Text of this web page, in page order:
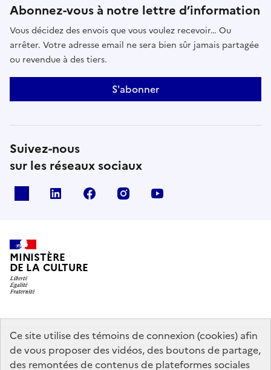
Ce site utilise des témoins de connexion (cookies) afin
de vous proposer des vidéos, des boutons de partage,
des remontées de contenus de plateformes sociales
Abonnez-vous à notre lettre d’information
Vous décidez des envois que vous voulez recevoir… Ou
arrêter. Votre adresse email ne sera bien sûr jamais partagée
ou revendue à des tiers.
S'abonner
Suivez-nous
sur les réseaux sociaux
linkedin facebook instagram
MINISTÈRE
DE LA CULTURE
data.gouv.fr legifrance.gouv.fr
info.gouv.fr
service-public.gouv.fr